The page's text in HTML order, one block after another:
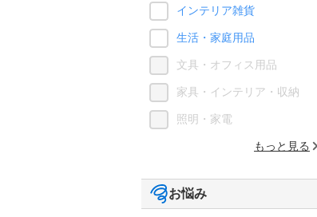
インテリア雑貨
生活・家庭用品
文具・オフィス用品
家具・インテリア・収納
照明・家電
もっと見る
お悩み